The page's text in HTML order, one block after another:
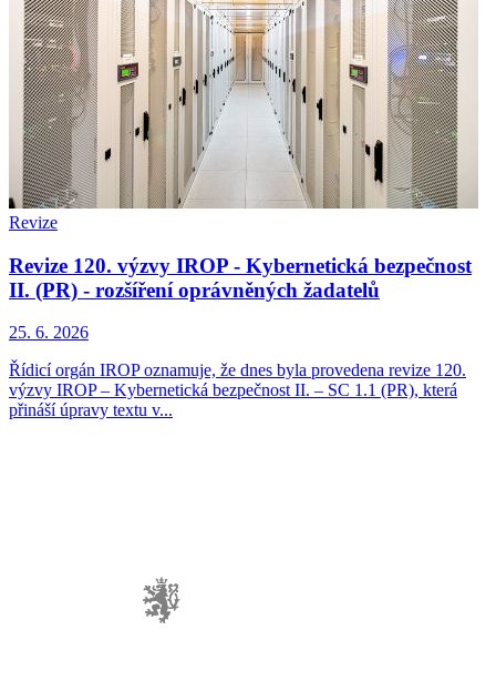
Revize
Revize 120. výzvy IROP - Kybernetická bezpečnost
II. (PR) - rozšíření oprávněných žadatelů
25. 6. 2026
Řídicí orgán IROP oznamuje, že dnes byla provedena revize 120.
výzvy IROP – Kybernetická bezpečnost II. – SC 1.1 (PR), která
přináší úpravy textu v...